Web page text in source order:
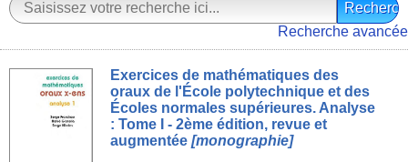
Recherche avancée
Exercices de mathématiques des
oraux de l'École polytechnique et des
Écoles normales supérieures. Analyse
: Tome I - 2ème édition, revue et
augmentée [monographie]